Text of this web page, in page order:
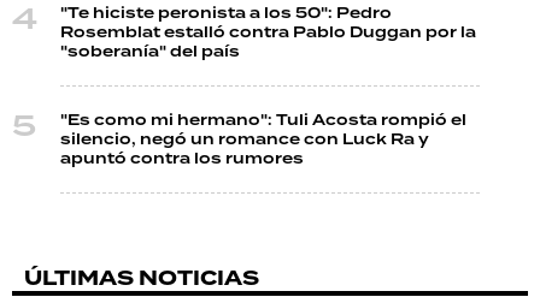
"Te hiciste peronista a los 50": Pedro
Rosemblat estalló contra Pablo Duggan por la
"soberanía" del país
"Es como mi hermano": Tuli Acosta rompió el
silencio, negó un romance con Luck Ra y
apuntó contra los rumores
ÚLTIMAS NOTICIAS